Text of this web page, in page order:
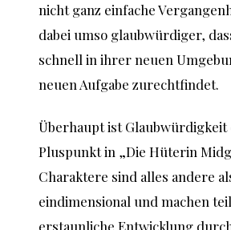
nicht ganz einfache
dabei umso glaubwürdiger,
schnell in ihrer neuen
neuen Aufgabe zurechtfindet.
Überhaupt ist
Pluspunkt in „Die Hüterin
Charaktere sind alles andere
eindimensional und machen
erstaunliche Entwicklung